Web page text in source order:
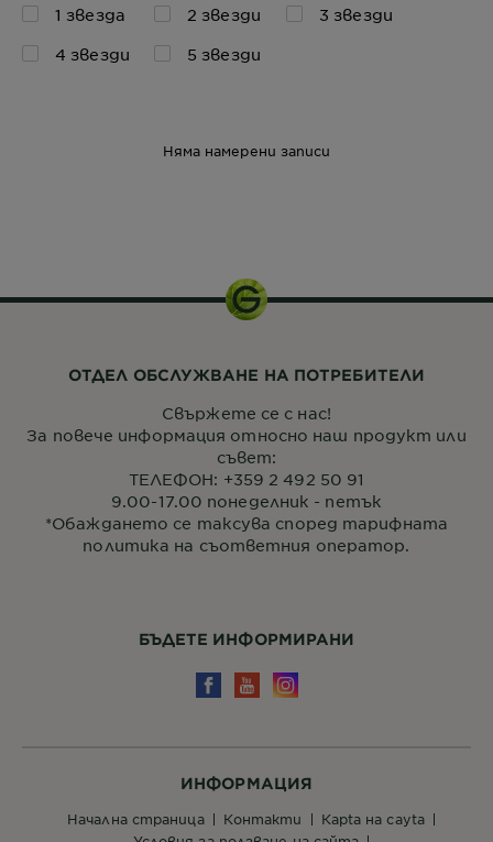
1 звезда 2 звезди
3 звезди
4 звезди
5 звезди
Няма намерени записи
ИНФОРМАЦИЯ
начална страница контакти
кapta нa сayta
БЪДЕТЕ ИНФОРМИРАНИ
ОТДЕЛ ОБСЛУЖВАНЕ НА ПОТРЕБИТЕЛИ
Свържете се с нас!
За повече информация относно наш продукт или
съвет:
ТЕЛЕФОН: +359 2 492 50 91
9.00-17.00 понеделник - петък
*Обаждането се таксува според тарифната
политика на съответния оператор.